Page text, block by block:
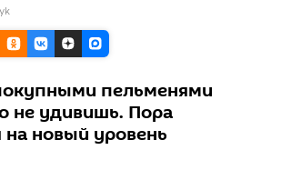
пельменями
не удивишь. Пора
новый уровень